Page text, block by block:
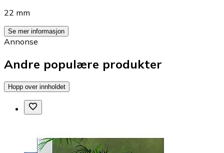
22 mm
Se mer informasjon
Annonse
Andre populære produkter
Hopp over innholdet